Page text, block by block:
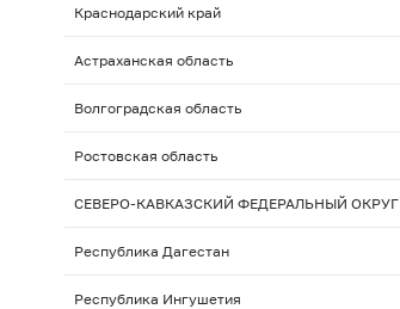
Краснодарский край
Астраханская область
Волгоградская область
Ростовская область
СЕВЕРО-КАВКАЗСКИЙ ФЕДЕРАЛЬНЫЙ ОКРУГ
Республика Дагестан
Республика Ингушетия